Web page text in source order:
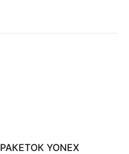
YONEX